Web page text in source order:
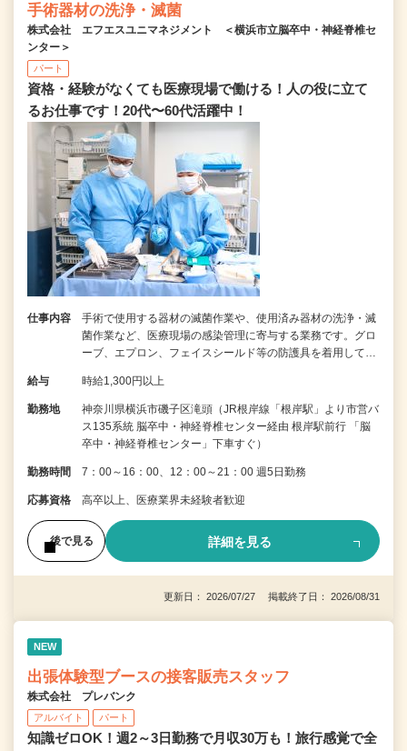
手術器材の洗浄・滅菌
株式会社 エフエスユニマネジメント ＜横浜市立脳卒中・神経脊椎セ
ンター＞
パート
資格・経験がなくても医療現場で働ける！人の役に立て
るお仕事です！20代〜60代活躍中！
仕事内容
手術で使用する器材の滅菌作業や、使用済み器材の洗浄・滅
菌作業など、医療現場の感染管理に寄与する業務です。グロ
ーブ、エプロン、フェイスシールド等の防護具を着用して…
給与 時給1,300円以上
勤務地
神奈川県横浜市磯子区滝頭（JR根岸線「根岸駅」より市営バ
ス135系統 脳卒中・神経脊椎センター経由 根岸駅前行 「脳
卒中・神経脊椎センター」下車すぐ）
勤務時間 7：00～16：00、12：00～21：00 週5日勤務
応募資格 高卒以上、医療業界未経験者歓迎
後で見る 詳細を見る
更新日： 2026/07/27 掲載終了日： 2026/08/31
NEW
出張体験型ブースの接客販売スタッフ
株式会社 プレバンク
アルバイト パート
知識ゼロOK！週2～3日勤務で月収30万も！旅行感覚で全